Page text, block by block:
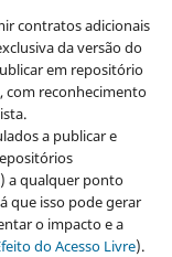
contratos adicionais
da versão do
em repositório
com reconhecimento
a publicar e
a qualquer ponto
que isso pode gerar
o impacto e a
do Acesso Livre).